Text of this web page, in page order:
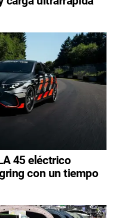
45 eléctrico
con un tiempo